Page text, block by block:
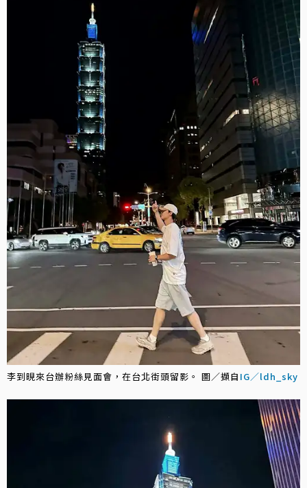
李到晛來台辦粉絲見面會，在台北街頭留影。 圖／擷自 IG／ldh_sky